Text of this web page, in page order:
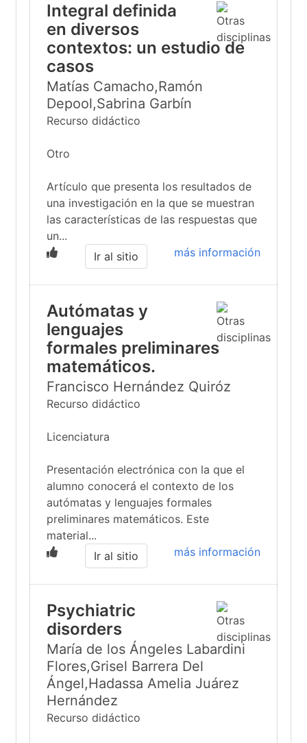
Integral definida
en diversos
contextos: un estudio de
casos
Matías Camacho,Ramón
Depool,Sabrina Garbín
Recurso didáctico
Otro
Artículo que presenta los resultados de
una investigación en la que se muestran
las características de las respuestas que
un...
más información
Ir al sitio
Autómatas y
lenguajes
formales preliminares
matemáticos.
Francisco Hernández Quiróz
Recurso didáctico
Licenciatura
Presentación electrónica con la que el
alumno conocerá el contexto de los
autómatas y lenguajes formales
preliminares matemáticos. Este
material...
más información
Ir al sitio
Psychiatric
disorders
María de los Ángeles Labardini
Flores,Grisel Barrera Del
Ángel,Hadassa Amelia Juárez
Hernández
Recurso didáctico